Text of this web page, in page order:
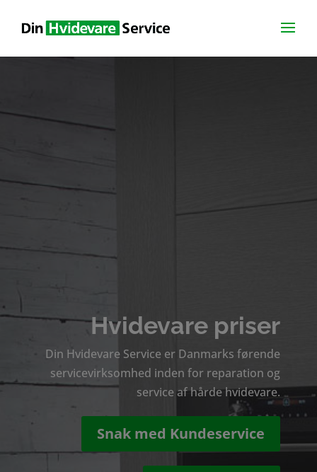
Hvidevare priser
Din Hvidevare Service er Danmarks førende
servicevirksomhed inden for reparation og
service af hårde hvidevare.
Snak med Kundeservice